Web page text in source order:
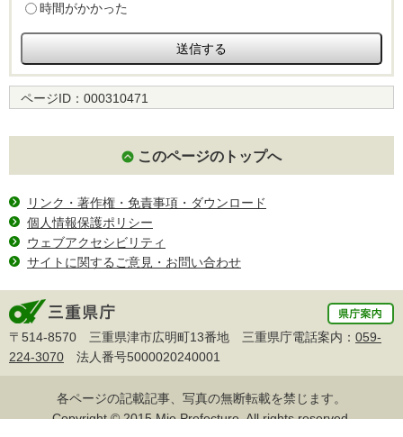
時間がかかった
ページID： 000310471
このページのトップへ
リンク・著作権・免責事項・ダウンロード
個人情報保護ポリシー
ウェブアクセシビリティ
サイトに関するご意見・お問い合わせ
〒514-8570 三重県津市広明町13番地 三重県庁電話案内： 059-
224-3070 法人番号5000020240001
各ページの記載記事、写真の無断転載を禁じます。
Copyright © 2015 Mie Prefecture, All rights reserved.